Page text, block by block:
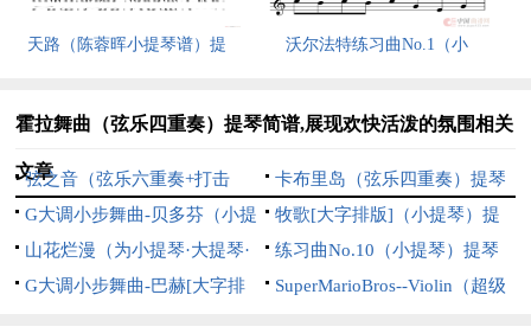
天路（陈蓉晖小提琴谱）提 沃尔法特练习曲No.1（小
霍拉舞曲（弦乐四重奏）提琴简谱,展现欢快活泼的氛围相关
文章
弦之音（弦乐六重奏+打击
乐）提琴简谱,奏响和谐灵动之
美
卡布里岛（弦乐四重奏）提琴
简谱,描绘海岛浪漫意境
G大调小步舞曲-贝多芬（小提
琴）提琴简谱,展现优雅灵动之
美
牧歌[大字排版]（小提琴）提
琴简谱,描绘草原牧歌意境
山花烂漫（为小提琴·大提琴·
钢琴而作）
练习曲No.10（小提琴）提琴
简谱,展现灵动音乐意境
G大调小步舞曲-巴赫[大字排
SuperMarioBros--Violin（超级